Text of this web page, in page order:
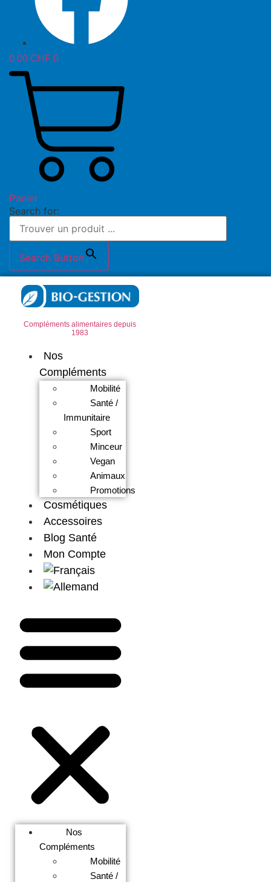
0.00 CHF 0
Panier
Search for:
Search Button
Compléments alimentaires depuis
1983
Nos
Compléments
Mobilité
Santé /
Immunitaire
Sport
Minceur
Vegan
Animaux
Promotions
Cosmétiques
Accessoires
Blog Santé
Mon Compte
Nos
Compléments
Mobilité
Santé /